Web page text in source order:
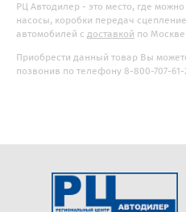
РЦ Автодилер - это место, где
насосы, коробки передач
автомобилей с доставкой по
Приобрести данный товар Вы
позвонив по телефону 8-800-707-